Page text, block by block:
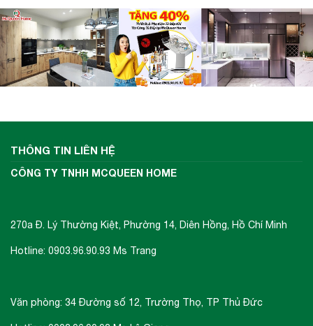
THÔNG TIN LIÊN HỆ
CÔNG TY TNHH MCQUEEN HOME
270a Đ. Lý Thường Kiệt, Phường 14, Diên Hồng, Hồ Chí Minh
Hotline: 0903.96.90.93 Ms Trang
Văn phòng: 34 Đường số 12, Trường Thọ, TP Thủ Đức